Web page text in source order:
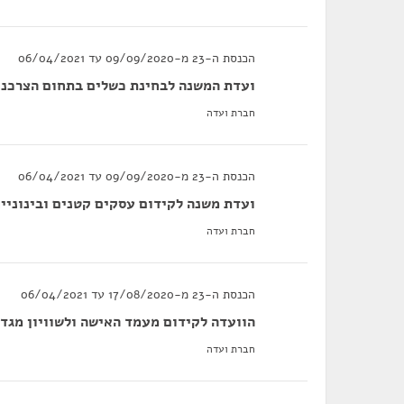
הכנסת ה-23 מ-09/09/2020 עד 06/04/2021
ועדת המשנה לבחינת כשלים בתחום
חברת ועדה
הכנסת ה-23 מ-09/09/2020 עד 06/04/2021
ועדת משנה לקידום עסקים קטנים
חברת ועדה
הכנסת ה-23 מ-17/08/2020 עד 06/04/2021
הוועדה לקידום מעמד האישה ולשוויון
חברת ועדה